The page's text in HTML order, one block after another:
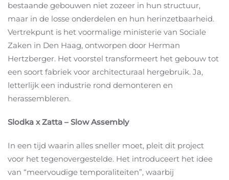
bestaande gebouwen niet zozeer in hun structuur,
maar in de losse onderdelen en hun herinzetbaarheid.
Vertrekpunt is het voormalige ministerie van Sociale
Zaken in Den Haag, ontworpen door Herman
Hertzberger. Het voorstel transformeert het gebouw tot
een soort fabriek voor architecturaal hergebruik. Ja,
letterlijk een industrie rond demonteren en
herassembleren.
Slodka x Zatta – Slow Assembly
In een tijd waarin alles sneller moet, pleit dit project
voor het tegenovergestelde. Het introduceert het idee
van “meervoudige temporaliteiten”, waarbij